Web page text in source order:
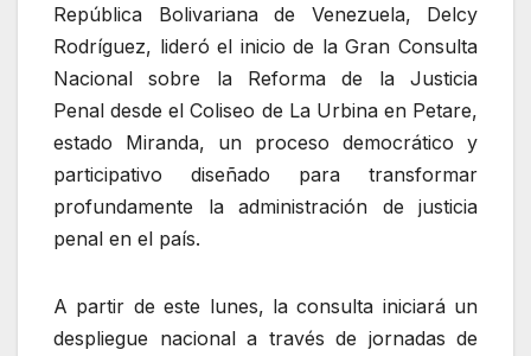
República Bolivariana de Venezuela, Delcy
Rodríguez, lideró el inicio de la Gran Consulta
Nacional sobre la Reforma de la Justicia
Penal desde el Coliseo de La Urbina en Petare,
estado Miranda, un proceso democrático y
participativo diseñado para transformar
profundamente la administración de justicia
penal en el país.
A partir de este lunes, la consulta iniciará un
despliegue nacional a través de jornadas de